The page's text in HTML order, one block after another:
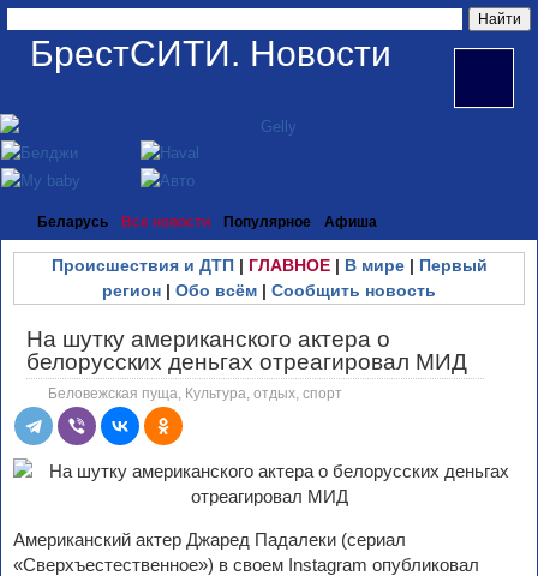
БрестСИТИ. Новости
Беларусь Все новости Популярное Афиша
Происшествия и ДТП| ГЛАВНОЕ| В мире| Первый
регион | Обо всём | Сообщить новость
На шутку американского актера о
белорусских деньгах отреагировал МИД
Беловежская пуща Культура, отдых, спорт
Американский актер Джаред Падалеки (сериал
«Сверхъестественное») в своем Instagram опубликовал